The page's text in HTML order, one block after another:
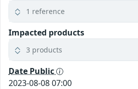
1 reference
Impacted products
3 products
Date Public
2023-08-08 07:00